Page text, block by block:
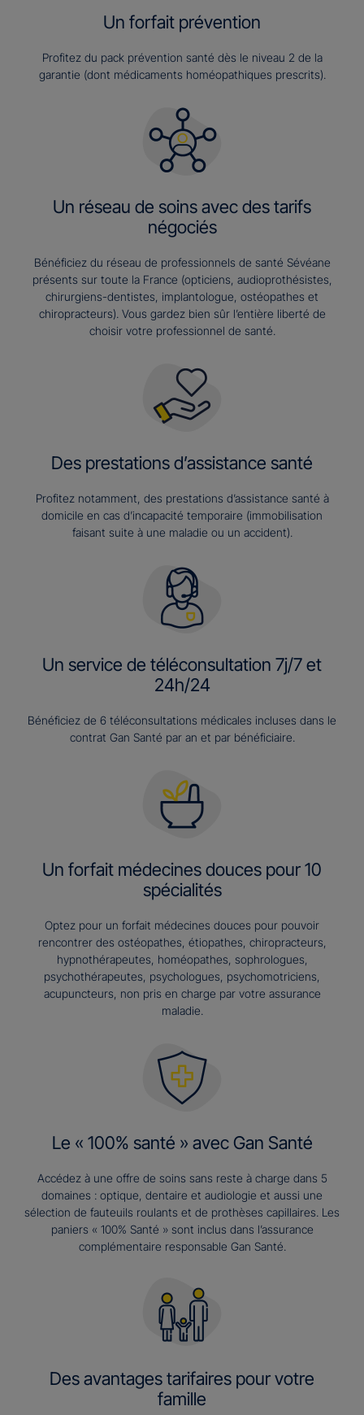
Un forfait prévention
Profitez du pack prévention santé dès le niveau 2 de la
garantie (dont médicaments homéopathiques prescrits).
Un réseau de soins avec des tarifs
négociés
Bénéficiez du réseau de professionnels de santé Sévéane
présents sur toute la France (opticiens, audioprothésistes,
chirurgiens-dentistes, implantologue, ostéopathes et
chiropracteurs). Vous gardez bien sûr l’entière liberté de
choisir votre professionnel de santé.
Des prestations d’assistance santé
Profitez notamment, des prestations d’assistance santé à
domicile en cas d’incapacité temporaire (immobilisation
faisant suite à une maladie ou un accident).
Un service de téléconsultation 7j/7 et
24h/24
Bénéficiez de 6 téléconsultations médicales incluses dans le
contrat Gan Santé par an et par bénéficiaire.
Un forfait médecines douces pour 10
spécialités
Optez pour un forfait médecines douces pour pouvoir
rencontrer des ostéopathes, étiopathes, chiropracteurs,
hypnothérapeutes, homéopathes, sophrologues,
psychothérapeutes, psychologues, psychomotriciens,
acupuncteurs, non pris en charge par votre assurance
maladie.
Le « 100% santé » avec Gan Santé
Accédez à une offre de soins sans reste à charge dans 5
domaines : optique, dentaire et audiologie et aussi une
sélection de fauteuils roulants et de prothèses capillaires. Les
paniers « 100% Santé » sont inclus dans l’assurance
complémentaire responsable Gan Santé.
Des avantages tarifaires pour votre
famille